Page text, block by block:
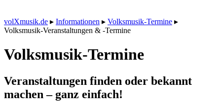
volXmusik.de ▸ Informationen ▸ Volksmusik-Termine ▸
Volksmusik-Veranstaltungen & -Termine
Volksmusik-Termine
Veranstaltungen finden oder bekannt
machen – ganz einfach!